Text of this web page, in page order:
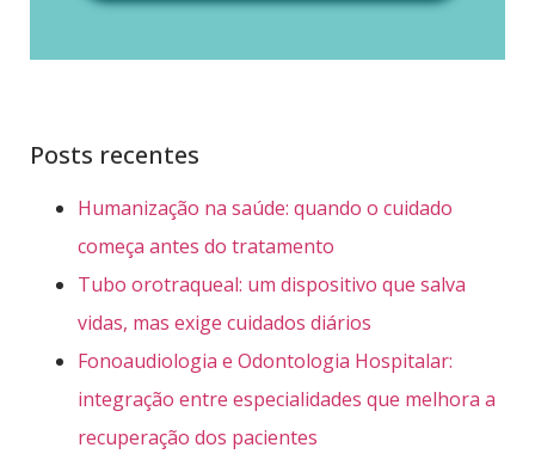
Posts recentes
Humanização na saúde: quando o cuidado
começa antes do tratamento
Tubo orotraqueal: um dispositivo que salva
vidas, mas exige cuidados diários
Fonoaudiologia e Odontologia Hospitalar:
integração entre especialidades que melhora a
recuperação dos pacientes